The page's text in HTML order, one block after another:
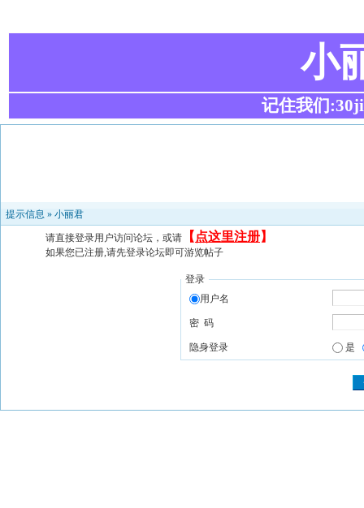
小
记住我们
提示信息 » 小丽君
请直接登录用户访问论坛，或请 【 点这里注册】
如果您已注册,请先登录论坛即可游览帖子
登录
用户名
密 码
隐身登录 是